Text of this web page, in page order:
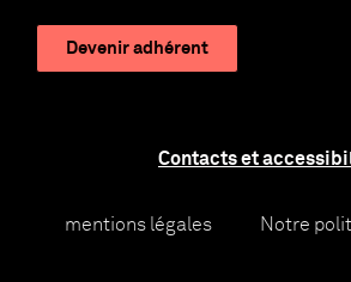
Devenir adhérent
Contacts et
mentions légales Notre